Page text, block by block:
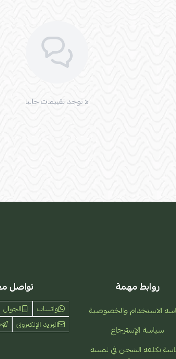
لا توجد تقييمات حاليا
روابط مهمة
الاستخدام والخصوصية
سياسة الإسترجاع
تكلفة الشحن في لمسة
تواصل
واتساب
الجوال
البريد الإلكتروني